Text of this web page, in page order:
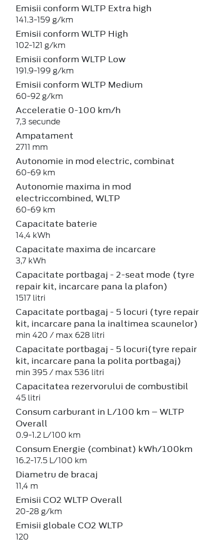
Emisii conform WLTP Extra high
141.3-159 g/km
Emisii conform WLTP High
102-121 g/km
Emisii conform WLTP Low
191.9-199 g/km
Emisii conform WLTP Medium
60-92 g/km
Acceleratie 0-100 km/h
7,3 secunde
Ampatament
2711 mm
Autonomie in mod electric, combinat
60-69 km
Autonomie maxima in mod
electriccombined, WLTP
60-69 km
Capacitate baterie
14,4 kWh
Capacitate maxima de incarcare
3,7 kWh
Capacitate portbagaj - 2-seat mode (tyre
repair kit, incarcare pana la plafon)
1517 litri
Capacitate portbagaj - 5 locuri (tyre repair
kit, incarcare pana la inaltimea scaunelor)
min 420 / max 628 litri
Capacitate portbagaj - 5 locuri(tyre repair
kit, incarcare pana la polita portbagaj)
min 395 / max 536 litri
Capacitatea rezervorului de combustibil
45 litri
Consum carburant in L/100 km – WLTP
Overall
0.9-1.2 L/100 km
Consum Energie (combinat) kWh/100km
16.2-17.5 L/100 km
Diametru de bracaj
11,4 m
Emisii CO2 WLTP Overall
20-28 g/km
Emisii globale CO2 WLTP
120